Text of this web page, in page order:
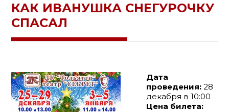
КАК ИВАНУШКА СНЕГУРОЧКУ
СПАСАЛ
Дата
проведения: 28
декабря в 10:00
Цена билета: